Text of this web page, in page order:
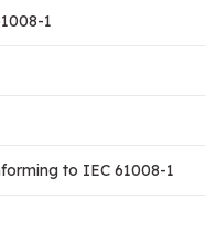
1
to IEC 61008-1